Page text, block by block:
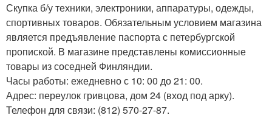
Скупка б/у техники, электроники, аппаратуры, одежды,
спортивных товаров. Обязательным условием магазина
является предъявление паспорта с петербургской
пропиской. В магазине представлены комиссионные
товары из соседней Финляндии.
Часы работы: ежедневно с 10: 00 до 21: 00.
Адрес: переулок гривцова, дом 24 (вход под арку).
Телефон для связи: (812) 570-27-87.